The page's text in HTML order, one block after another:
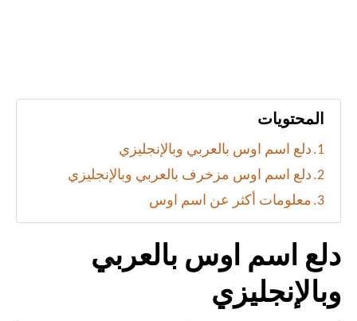
المحتويات
دلع اسم اوس بالعربي وبالإنجليزي
دلع اسم اوس مزخرف بالعربي وبالإنجليزي
معلومات أكثر عن اسم اوس
دلع اسم اوس بالعربي
وبالإنجليزي